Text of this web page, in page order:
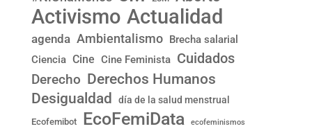
Activismo Actualidad
agenda Ambientalismo Brecha salarial
Ciencia Cine Cine Feminista Cuidados
Derecho Derechos Humanos
Desigualdad día de la salud menstrual
Ecofemibot EcoFemiData ecofeminismos